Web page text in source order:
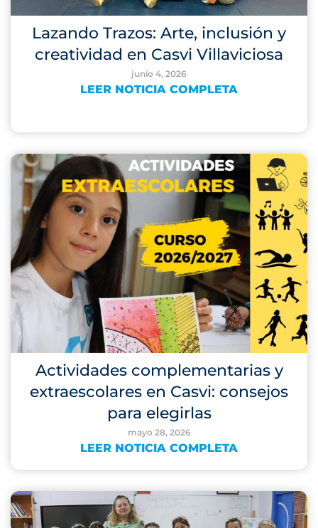
Lazando Trazos: Arte, inclusión y
creatividad en Casvi Villaviciosa
junio 4, 2026
LEER NOTICIA COMPLETA
Actividades complementarias y
extraescolares en Casvi: consejos
para elegirlas
mayo 28, 2026
LEER NOTICIA COMPLETA